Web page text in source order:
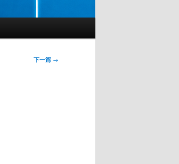
下一篇 →